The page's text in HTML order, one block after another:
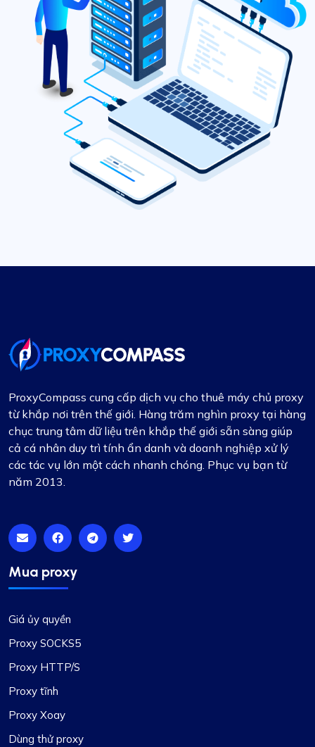
ProxyCompass cung cấp dịch vụ cho thuê máy chủ proxy
từ khắp nơi trên thế giới. Hàng trăm nghìn proxy tại hàng
chục trung tâm dữ liệu trên khắp thế giới sẵn sàng giúp
cả cá nhân duy trì tính ẩn danh và doanh nghiệp xử lý
các tác vụ lớn một cách nhanh chóng. Phục vụ bạn từ
năm 2013.
Mua proxy
Giá ủy quyền
Proxy SOCKS5
Proxy HTTP/S
Proxy tĩnh
Proxy Xoay
Dùng thử proxy